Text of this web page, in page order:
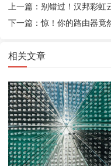
上一篇：别错过！汉邦彩虹
下一篇：惊！你的路由器竟
相关文章